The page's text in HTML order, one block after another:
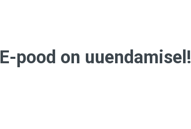
E-pood on uuendamisel!